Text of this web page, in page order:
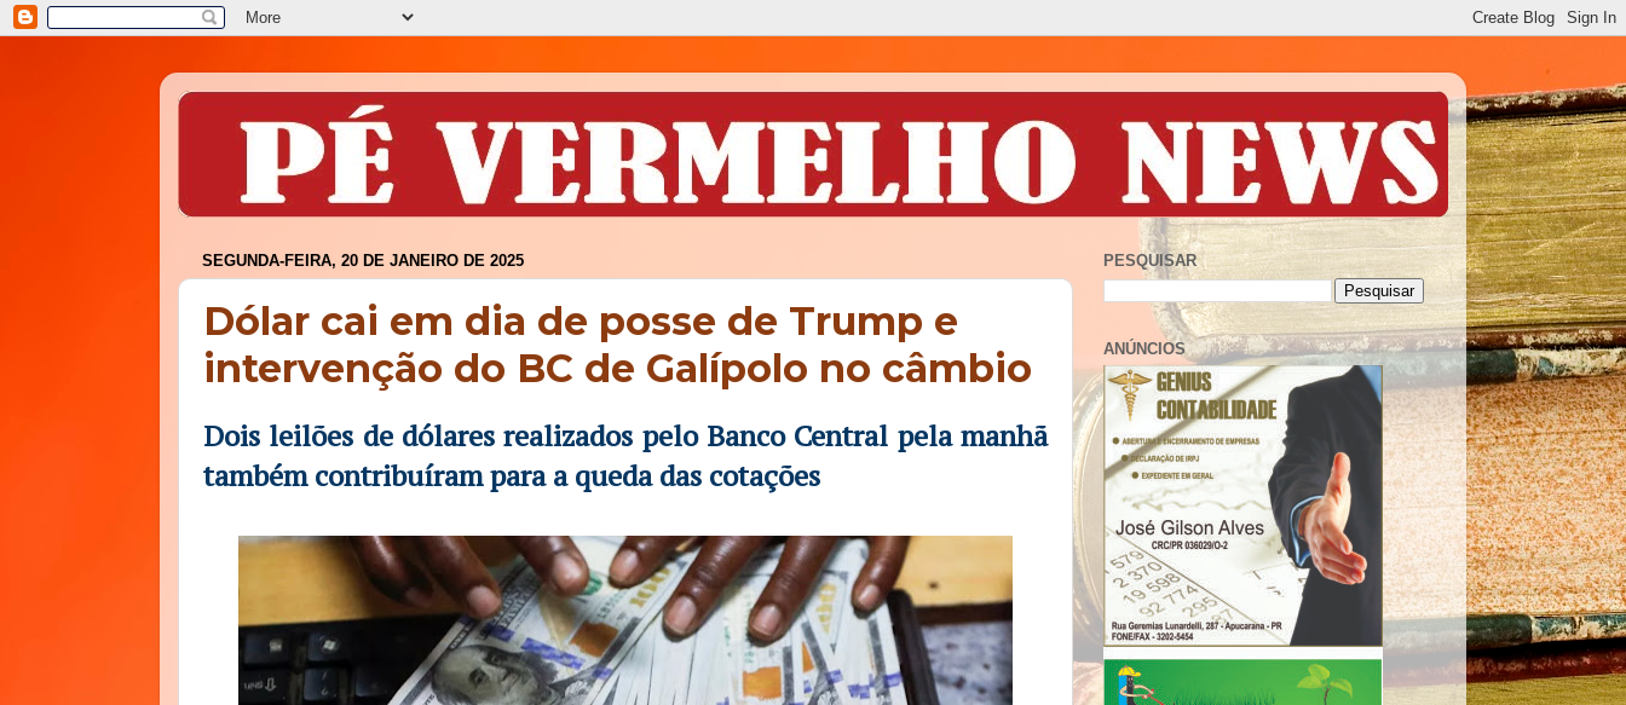
SEGUNDA-FEIRA, 20 DE JANEIRO DE 2025
Dólar cai em dia de posse de Trump e
intervenção do BC de Galípolo no câmbio
Dois leilões de dólares realizados pelo Banco Central pela manhã
também contribuíram para a queda das cotações
PESQUISAR
ANÚNCIOS